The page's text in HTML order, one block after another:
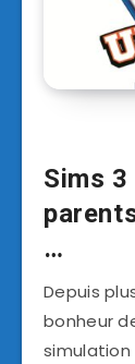
Sims
…
Depuis
bonheur
simulation